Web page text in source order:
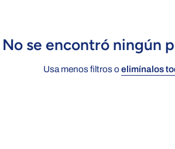
No se encontró ningún
Usa menos filtros oelimínalos